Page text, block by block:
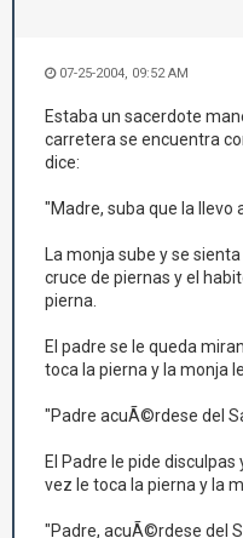
07-25-2004, 09:52 AM
Estaba un sacerdote
carretera se encuentra
dice:
"Madre, suba que la llevo
La monja sube y se
cruce de piernas y el
pierna.
El padre se le queda
toca la pierna y la monja
"Padre acuÃ©rdese del
El Padre le pide
vez le toca la pierna y la
"Padre, acuÃ©rdese del